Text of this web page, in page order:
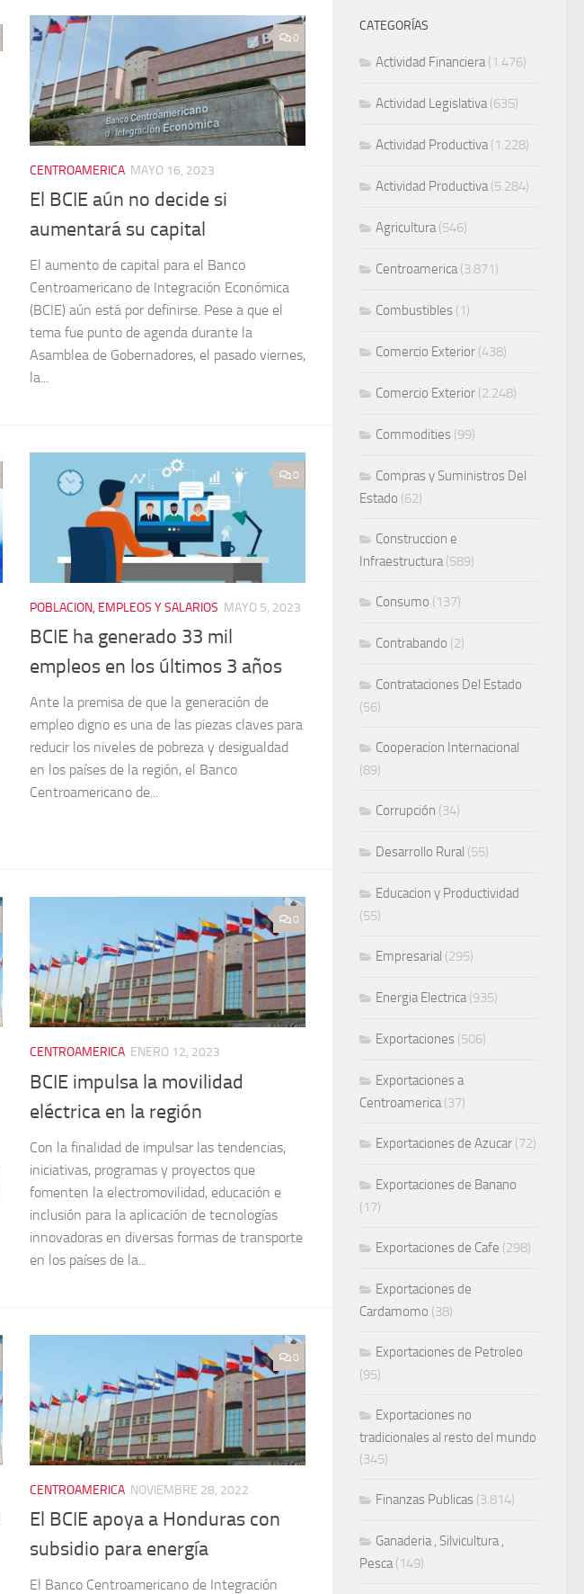
0
CENTROAMERICA MAYO 16, 2023
El BCIE aún no decide si
aumentará su capital
El aumento de capital para el Banco
Centroamericano de Integración Económica
(BCIE) aún está por definirse. Pese a que el
tema fue punto de agenda durante la
Asamblea de Gobernadores, el pasado viernes,
la...
0
POBLACION, EMPLEOS Y SALARIOS MAYO 5, 2023
BCIE ha generado 33 mil
empleos en los últimos 3 años
Ante la premisa de que la generación de
empleo digno es una de las piezas claves para
reducir los niveles de pobreza y desigualdad
en los países de la región, el Banco
Centroamericano de...
0
CENTROAMERICA ENERO 12, 2023
BCIE impulsa la movilidad
eléctrica en la región
Con la finalidad de impulsar las tendencias,
iniciativas, programas y proyectos que
fomenten la electromovilidad, educación e
inclusión para la aplicación de tecnologías
innovadoras en diversas formas de transporte
en los países de la...
0
CENTROAMERICA NOVIEMBRE 28, 2022
El BCIE apoya a Honduras con
subsidio para energía
El Banco Centroamericano de Integración
CATEGORÍAS
Actividad Financiera(1.476)
Actividad Legislativa(635)
Actividad Productiva(1.228)
Actividad Productiva(5.284)
Agricultura(546)
Centroamerica(3.871)
Combustibles (1)
Comercio Exterior (438)
Comercio Exterior (2.248)
Commodities (99)
Compras y Suministros Del
Estado (62)
Construccion e
Infraestructura(589)
Consumo (137)
Contrabando (2)
Contrataciones Del Estado
(56)
Cooperacion Internacional
(89)
Corrupción (34)
Desarrollo Rural (55)
Educacion y Productividad
(55)
Empresarial (295)
Energia Electrica(935)
Exportaciones (506)
Exportaciones a
Centroamerica(37)
Exportaciones de Azucar (72)
Exportaciones de Banano
(17)
Exportaciones de Cafe (298)
Exportaciones de
Cardamomo (38)
Exportaciones de Petroleo
(95)
Exportaciones no
tradicionales al resto del mundo
(345)
Finanzas Publicas (3.814)
Ganaderia , Silvicultura ,
Pesca(149)